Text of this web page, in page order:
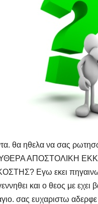
θα ηθελα να σας
ΑΠΟΣΤΟΛΙΚΗ
Εγω εκει πηγαινω
και ο θεος με εχει
σας ευχαριστω